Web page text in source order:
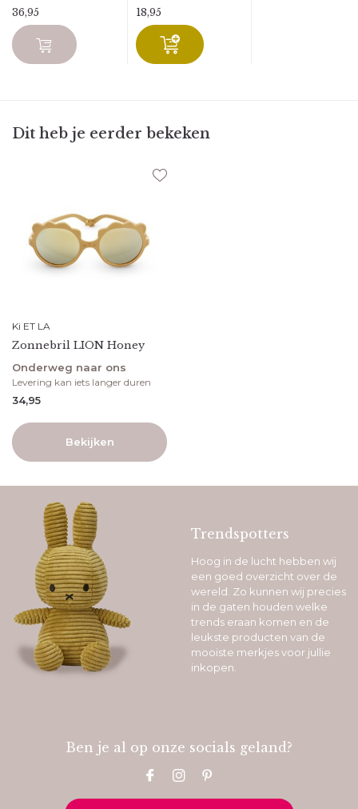
36,95 18,95
Dit heb je eerder bekeken
Ki ET LA
Zonnebril LION Honey
Onderweg naar ons
Levering kan iets langer duren
34,95
Bekijken
Trendspotters
Hoog in de lucht hebben wij
een goed overzicht over de
wereld. Zo kunnen wij precies
in de gaten houden welke
trends eraan komen en de
leukste producten van de
mooiste merkjes voor jullie
inkopen.
Ben je al op onze socials geland?